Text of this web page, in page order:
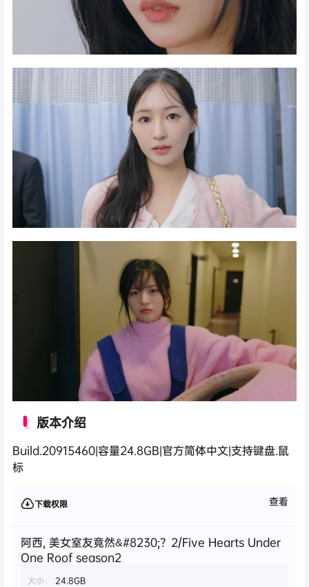
版本介绍
Build.20915460|容量24.8GB|官方简体中文|支持键盘.鼠
标
下载权限 查看
阿西, 美女室友竟然&#8230;？2/Five Hearts Under
One Roof season2
大小：
24.8GB